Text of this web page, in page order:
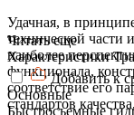
Удачная, в
технической части
наиболее
функционала,
соответствие его
стандартов
Читать еще
Характеристики
Добавить к
Основные
Быстросъемные